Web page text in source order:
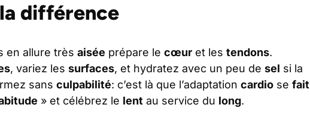
différence
en allure très aisée prépare le cœur et les tendons.
, variez les surfaces, et hydratez avec un peu de sel si la
sans culpabilité: c’est là que l’adaptation cardio se fait
» et célébrez le lent au service du long.